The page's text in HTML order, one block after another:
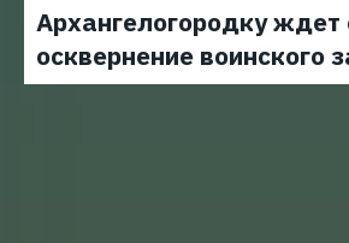
Архангелогородку ждет
осквернение воинского